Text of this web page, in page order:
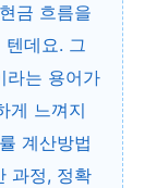
금 흐름을
텐데요. 그
라는 용어가
게 느껴지
계산방법
과정, 정확